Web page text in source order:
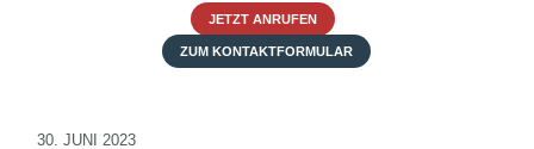
JETZT ANRUFEN
ZUM KONTAKTFORMULAR
30. JUNI 2023